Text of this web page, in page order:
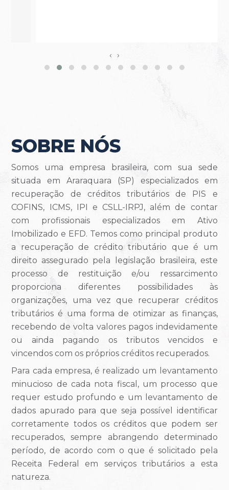
‹ ›
SOBRE NÓS
Somos uma empresa brasileira, com sua sede
situada em Araraquara (SP) especializados em
recuperação de créditos tributários de PIS e
COFINS, ICMS, IPI e CSLL-IRPJ, além de contar
com profissionais especializados em Ativo
Imobilizado e EFD. Temos como principal produto
a recuperação de crédito tributário que é um
direito assegurado pela legislação brasileira, este
processo de restituição e/ou ressarcimento
proporciona diferentes possibilidades às
organizações, uma vez que recuperar créditos
tributários é uma forma de otimizar as finanças,
recebendo de volta valores pagos indevidamente
ou ainda pagando os tributos vencidos e
vincendos com os próprios créditos recuperados.
Para cada empresa, é realizado um levantamento
minucioso de cada nota fiscal, um processo que
requer estudo profundo e um levantamento de
dados apurado para que seja possível identificar
corretamente todos os créditos que podem ser
recuperados, sempre abrangendo determinado
período, de acordo com o que é solicitado pela
Receita Federal em serviços tributários a esta
natureza.